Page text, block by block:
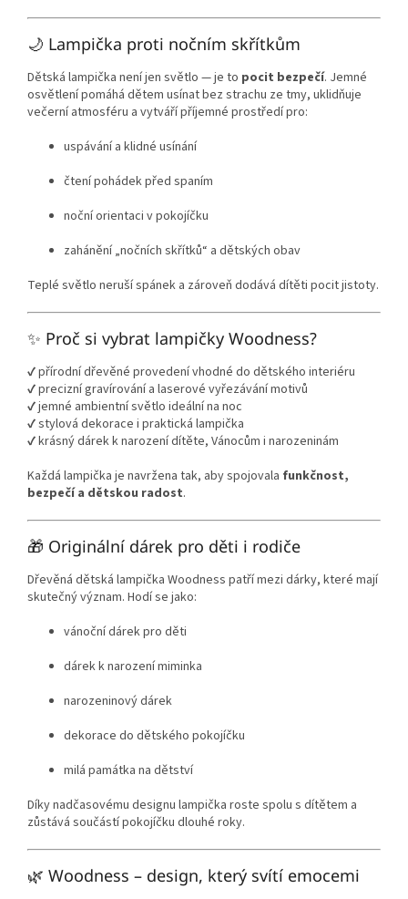
🌙 Lampička proti nočním skřítkům
Dětská lampička není jen světlo — je to pocit bezpečí. Jemné
osvětlení pomáhá dětem usínat bez strachu ze tmy, uklidňuje
večerní atmosféru a vytváří příjemné prostředí pro:
uspávání a klidné usínání
čtení pohádek před spaním
noční orientaci v pokojíčku
zahánění „nočních skřítků“ a dětských obav
Teplé světlo neruší spánek a zároveň dodává dítěti pocit jistoty.
✨ Proč si vybrat lampičky Woodness?
✔️ přírodní dřevěné provedení vhodné do dětského interiéru
✔️ precizní gravírování a laserové vyřezávání motivů
✔️ jemné ambientní světlo ideální na noc
✔️ stylová dekorace i praktická lampička
✔️ krásný dárek k narození dítěte, Vánocům i narozeninám
Každá lampička je navržena tak, aby spojovala funkčnost,
bezpečí a dětskou radost.
🎁 Originální dárek pro děti i rodiče
Dřevěná dětská lampička Woodness patří mezi dárky, které mají
skutečný význam. Hodí se jako:
vánoční dárek pro děti
dárek k narození miminka
narozeninový dárek
dekorace do dětského pokojíčku
milá památka na dětství
Díky nadčasovému designu lampička roste spolu s dítětem a
zůstává součástí pokojíčku dlouhé roky.
🌿 Woodness – design, který svítí emocemi